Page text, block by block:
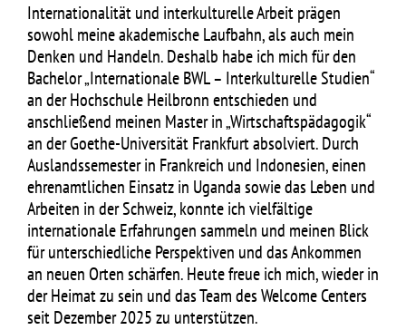
Internationalität und interkulturelle Arbeit prägen
sowohl meine akademische Laufbahn, als auch mein
Denken und Handeln. Deshalb habe ich mich für den
Bachelor „Internationale BWL – Interkulturelle Studien“
an der Hochschule Heilbronn entschieden und
anschließend meinen Master in „Wirtschaftspädagogik“
an der Goethe-Universität Frankfurt absolviert. Durch
Auslandssemester in Frankreich und Indonesien, einen
ehrenamtlichen Einsatz in Uganda sowie das Leben und
Arbeiten in der Schweiz, konnte ich vielfältige
internationale Erfahrungen sammeln und meinen Blick
für unterschiedliche Perspektiven und das Ankommen
an neuen Orten schärfen. Heute freue ich mich, wieder in
der Heimat zu sein und das Team des Welcome Centers
seit Dezember 2025 zu unterstützen.